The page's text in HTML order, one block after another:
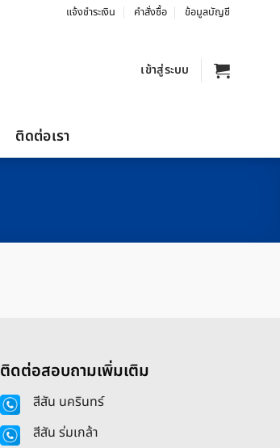
แจ้งชำระเงิน คำสั่งซื้อ ข้อมูลบัญชี
เข้าสู่ระบบ
ติดต่อเรา
ติดต่อสอบถามเพิ่มเติม
สีสัน นครินทร์
สีสัน ร่มเกล้า